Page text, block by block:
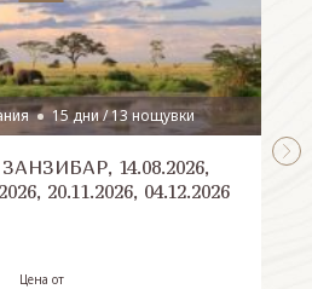
15 дни / 13 нощувки
14.08.2026,
20.11.2026, 04.12.2026
Цена от